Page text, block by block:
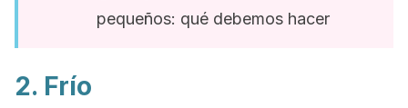
pequeños: qué debemos hacer
2. Frío